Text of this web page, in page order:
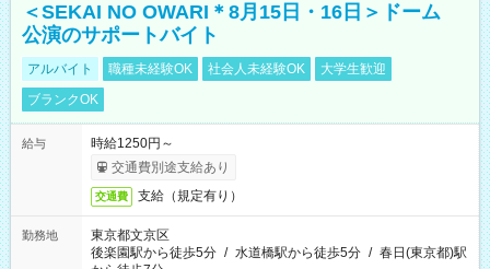
＜SEKAI NO OWARI＊8月15日・16日＞ドーム
公演のサポートバイト
アルバイト 職種未経験OK 社会人未経験OK
大学生歓迎
ブランクOK
給与
時給1250円～
交通費別途支給あり
交通費 支給（規定有り）
勤務地
東京都文京区
後楽園駅から徒歩5分 / 水道橋駅から徒歩5分 / 春日(東京都)駅